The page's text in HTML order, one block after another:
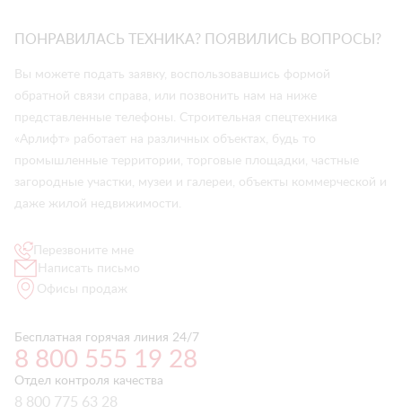
ПОНРАВИЛАСЬ ТЕХНИКА? ПОЯВИЛИСЬ ВОПРОСЫ?
Вы можете подать заявку, воспользовавшись формой
обратной связи справа, или позвонить нам на ниже
представленные телефоны. Строительная спецтехника
«Арлифт» работает на различных объектах, будь то
промышленные территории, торговые площадки, частные
загородные участки, музеи и галереи, объекты коммерческой и
даже жилой недвижимости.
Перезвоните мне
Написать письмо
Офисы продаж
Бесплатная горячая линия 24/7
8 800 555 19 28
Отдел контроля качества
8 800 775 63 28